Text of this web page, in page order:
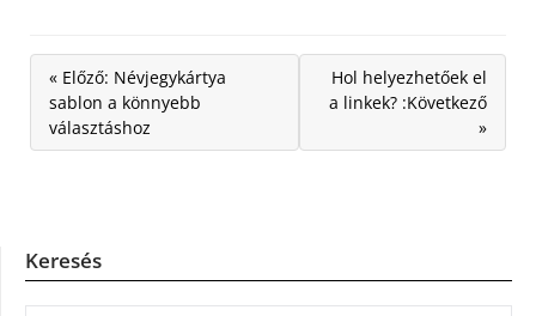
« Előző: Névjegykártya
sablon a könnyebb
választáshoz
Hol helyezhetőek el
a linkek? :Következő
»
Keresés